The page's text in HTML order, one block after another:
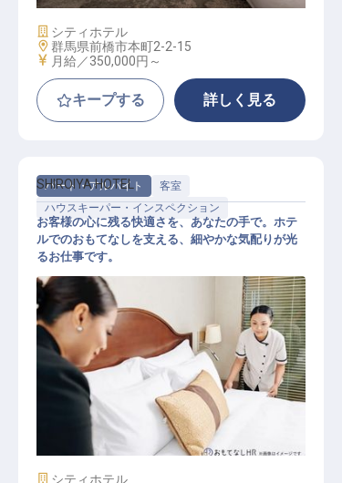
施設業態
シティホテル
勤務地
群馬県前橋市本町2-2-15
給与
月給／350,000円～
キープする 詳しく見る
パート・アルバイト
客室
ハウスキーパー・インスペクション
ホテルスタッフ（アルバイト）
SHIROIYA HOTEL
お客様の心に残る快適さを、あなたの手で。ホテ
ルでのおもてなしを支える、細やかな気配りが光
るお仕事です。
施設業態
シティホテル